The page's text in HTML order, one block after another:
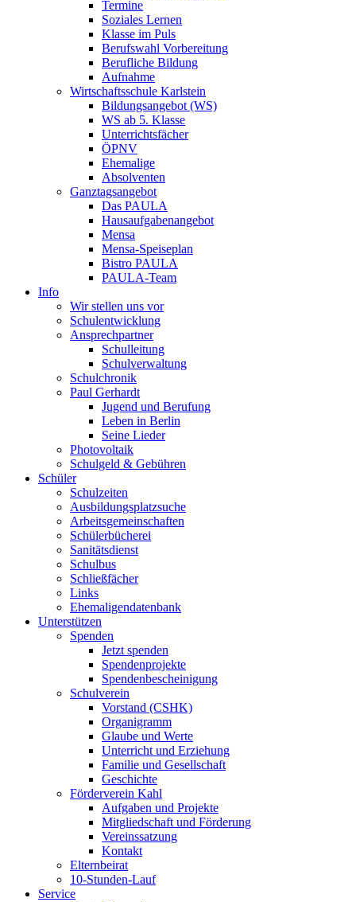
Termine
Soziales Lernen
Klasse im Puls
Berufswahl Vorbereitung
Berufliche Bildung
Aufnahme
Wirtschaftsschule Karlstein
Bildungsangebot (WS)
WS ab 5. Klasse
Unterrichtsfächer
ÖPNV
Ehemalige
Absolventen
Ganztagsangebot
Das PAULA
Hausaufgabenangebot
Mensa
Mensa-Speiseplan
Bistro PAULA
PAULA-Team
Info
Wir stellen uns vor
Schulentwicklung
Ansprechpartner
Schulleitung
Schulverwaltung
Schulchronik
Paul Gerhardt
Jugend und Berufung
Leben in Berlin
Seine Lieder
Photovoltaik
Schulgeld & Gebühren
Schüler
Schulzeiten
Ausbildungsplatzsuche
Arbeitsgemeinschaften
Schülerbücherei
Sanitätsdienst
Schulbus
Schließfächer
Links
Ehemaligendatenbank
Unterstützen
Spenden
Jetzt spenden
Spendenprojekte
Spendenbescheinigung
Schulverein
Vorstand (CSHK)
Organigramm
Glaube und Werte
Unterricht und Erziehung
Familie und Gesellschaft
Geschichte
Förderverein Kahl
Aufgaben und Projekte
Mitgliedschaft und Förderung
Vereinssatzung
Kontakt
Elternbeirat
10-Stunden-Lauf
Service